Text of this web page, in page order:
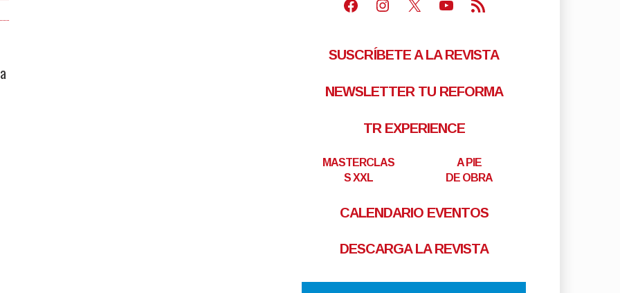
Facebook
Instagram
X Youtube
Feed RSS
SUSCRÍBETE A LA REVISTA
NEWSLETTER TU REFORMA
TR EXPERIENCE
MASTERCLAS
S XXL
A PIE
DE OBRA
CALENDARIO EVENTOS
DESCARGA LA REVISTA